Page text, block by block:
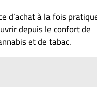
d’achat à la fois
depuis le confort de
et de tabac.